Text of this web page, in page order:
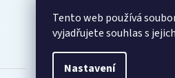
Tento web používá
vyjadřujete souhlas s
Nastavení
převodové skříně: např:
(intardérem) nebo bez,